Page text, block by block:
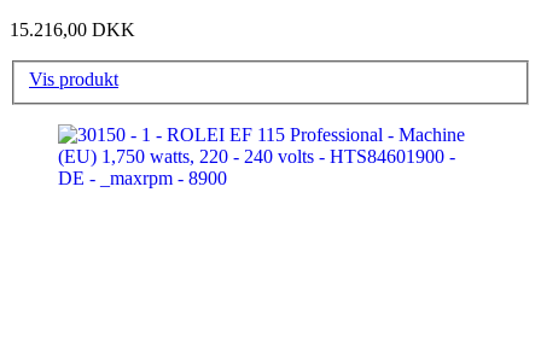
15.216,00 DKK
Vis produkt